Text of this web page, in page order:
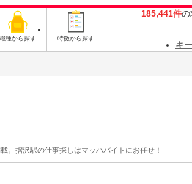
職種から探す 特徴から探す
185,441件の
キ
。摺沢駅の仕事探しはマッハバイトにお任せ！